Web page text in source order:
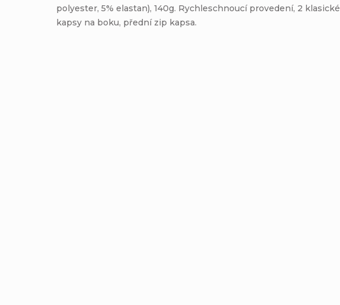
polyester, 5% elastan), 140g. Rychleschnoucí provedení, 2 klasické
kapsy na boku, přední zip kapsa.